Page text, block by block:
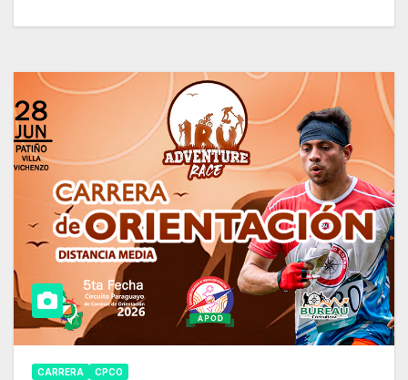
CARRERA CPCO